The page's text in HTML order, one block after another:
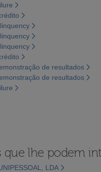
de resultados
de resultados
que lhe podem
LDA